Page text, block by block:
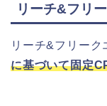
リーチ&フリ
リーチ&フリー
に基づいて固定